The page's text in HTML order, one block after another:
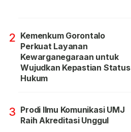
2 Kemenkum Gorontalo
Perkuat Layanan
Kewarganegaraan untuk
Wujudkan Kepastian Status
Hukum
3 Prodi Ilmu Komunikasi UMJ
Raih Akreditasi Unggul